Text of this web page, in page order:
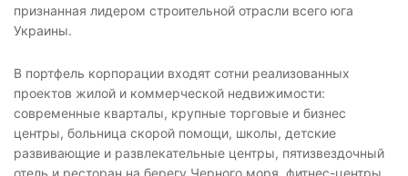
RU
УЗНАТЬ ЦЕНУ
признанная лидером строительной отрасли всего юга
Украины.
В портфель корпорации входят сотни реализованных
проектов жилой и коммерческой недвижимости:
современные кварталы, крупные торговые и бизнес
центры, больница скорой помощи, школы, детские
развивающие и развлекательные центры, пятизвездочный
отель и ресторан на берегу Черного моря, фитнес-центры,